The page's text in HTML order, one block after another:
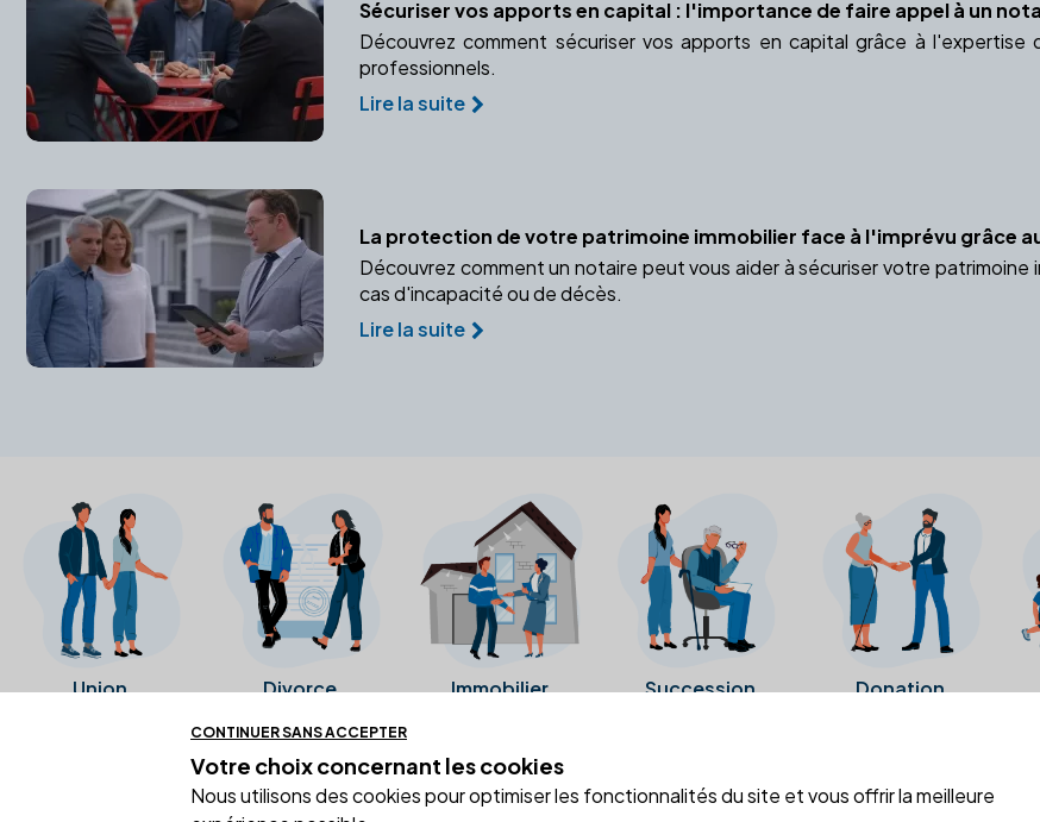
Sécuriser vos apports en capital : l'importance de faire appel à un
Découvrez comment sécuriser vos apports en capital grâce à
professionnels.
Lire la suite
La protection de votre patrimoine immobilier face à l'imprévu grâce
Découvrez comment un notaire peut vous aider à sécuriser votre
cas d'incapacité ou de décès.
Lire la suite
Union Divorce Immobilier Succession Donation
Ces avis proviennent directement de la fiche Google Business de l'office notarial. Ils n'ont ni
CONTINUER SANS ACCEPTER
Votre choix concernant les cookies
Nous utilisons des cookies pour optimiser les fonctionnalités du site et vous offrir la meilleure